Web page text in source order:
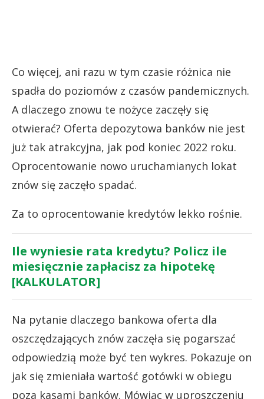
Co więcej, ani razu w tym czasie różnica nie
spadła do poziomów z czasów pandemicznych.
A dlaczego znowu te nożyce zaczęły się
otwierać? Oferta depozytowa banków nie jest
już tak atrakcyjna, jak pod koniec 2022 roku.
Oprocentowanie nowo uruchamianych lokat
znów się zaczęło spadać.
Za to oprocentowanie kredytów lekko rośnie.
Ile wyniesie rata kredytu? Policz ile
miesięcznie zapłacisz za hipotekę
[KALKULATOR]
Na pytanie dlaczego bankowa oferta dla
oszczędzających znów zaczęła się pogarszać
odpowiedzią może być ten wykres. Pokazuje on
jak się zmieniała wartość gotówki w obiegu
poza kasami banków. Mówiąc w uproszczeniu